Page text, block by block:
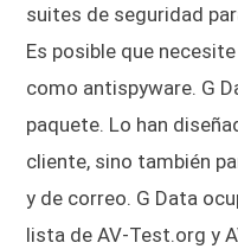
suites de seguridad
Es posible que
como antispyware. G
paquete. Lo han
cliente, sino también
y de correo. G Data
lista de AV-Test.org y